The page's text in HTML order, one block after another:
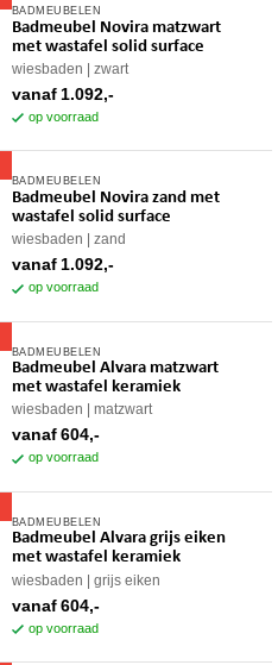
kan
gekozen
worden
op
de
BADMEUBELEN
Badmeubel Novira matzwart
met wastafel solid surface
wiesbaden zwart
vanaf 1.092,-
op voorraad
Dit
product
heeft
meerdere
variaties.
kan
gekozen
worden
op
de
BADMEUBELEN
Badmeubel Novira zand met
wastafel solid surface
wiesbaden zand
vanaf 1.092,-
op voorraad
Dit
product
heeft
meerdere
variaties.
kan
gekozen
worden
op
de
BADMEUBELEN
Badmeubel Alvara matzwart
met wastafel keramiek
wiesbaden matzwart
vanaf 604,-
op voorraad
Dit
product
heeft
meerdere
variaties.
kan
gekozen
worden
op
de
BADMEUBELEN
Badmeubel Alvara grijs eiken
met wastafel keramiek
wiesbaden grijs eiken
vanaf 604,-
op voorraad
Dit
product
heeft
meerdere
variaties.